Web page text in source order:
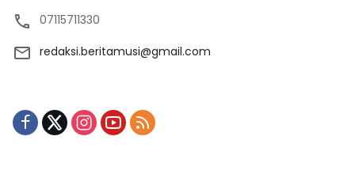
07115711330
redaksi.beritamusi@gmail.com